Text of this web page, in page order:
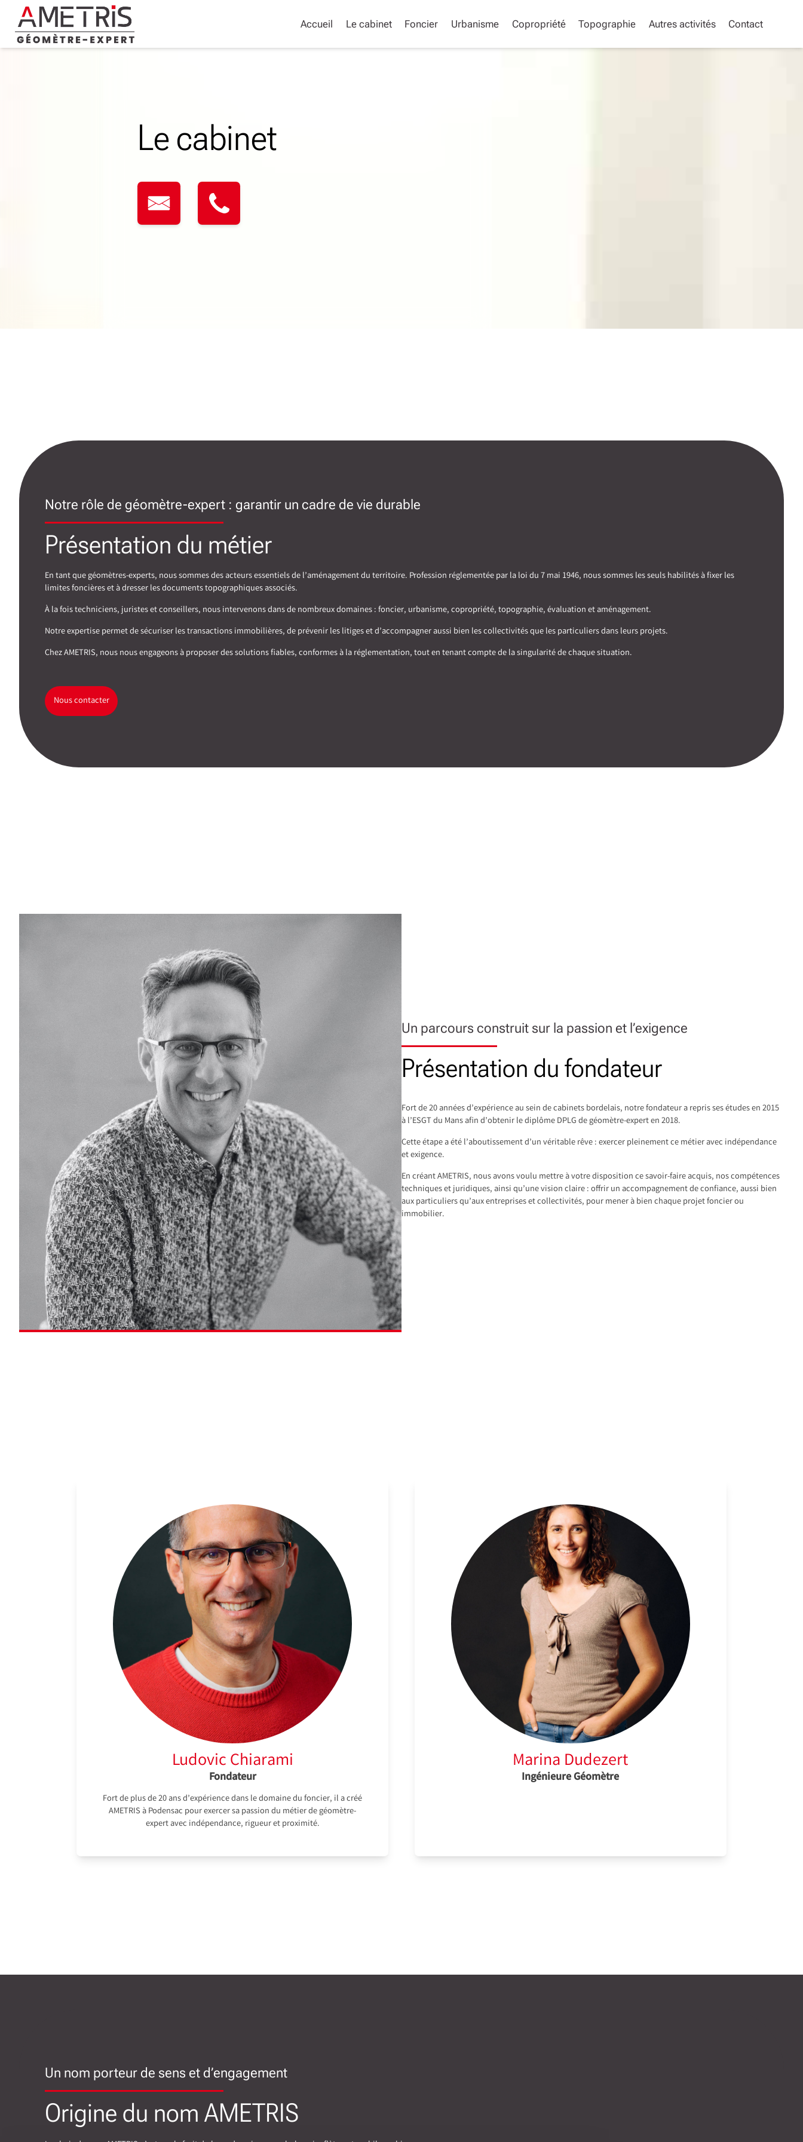
content
Accueil Le cabinet Foncier Urbanisme Copropriété Topographie Autres activités Contact
Le cabinet
Notre rôle de géomètre-expert : garantir un cadre de vie durable
Présentation du métier
En tant que géomètres-experts, nous sommes des acteurs essentiels de l’aménagement du territoire. Profession réglementée par la loi du 7 mai 1946, nous sommes les seuls habilités à fixer les
limites foncières et à dresser les documents topographiques associés.
À la fois techniciens, juristes et conseillers, nous intervenons dans de nombreux domaines : foncier, urbanisme, copropriété, topographie, évaluation et aménagement.
Notre expertise permet de sécuriser les transactions immobilières, de prévenir les litiges et d’accompagner aussi bien les collectivités que les particuliers dans leurs projets.
Chez AMETRIS, nous nous engageons à proposer des solutions fiables, conformes à la réglementation, tout en tenant compte de la singularité de chaque situation.
Nous contacter
Un parcours construit sur la passion et l’exigence
Présentation du fondateur
Fort de 20 années d’expérience au sein de cabinets bordelais, notre fondateur a repris ses études en 2015
à l’ESGT du Mans afin d’obtenir le diplôme DPLG de géomètre-expert en 2018.
Cette étape a été l’aboutissement d’un véritable rêve : exercer pleinement ce métier avec indépendance
et exigence.
En créant AMETRIS, nous avons voulu mettre à votre disposition ce savoir-faire acquis, nos compétences
techniques et juridiques, ainsi qu’une vision claire : offrir un accompagnement de confiance, aussi bien
aux particuliers qu’aux entreprises et collectivités, pour mener à bien chaque projet foncier ou
immobilier.
Ludovic Chiarami
Fondateur
Fort de plus de 20 ans d’expérience dans le domaine du foncier, il a créé
AMETRIS à Podensac pour exercer sa passion du métier de géomètre-
expert avec indépendance, rigueur et proximité.
Marina Dudezert
Ingénieure Géomètre
Un nom porteur de sens et d’engagement
Origine du nom AMETRIS